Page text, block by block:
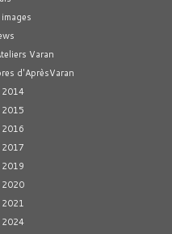
Varan
d'AprèsVaran